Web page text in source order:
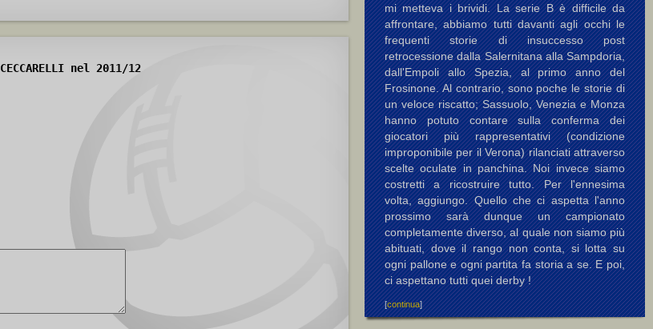
CECCARELLI nel 2011/12
mi metteva i brividi. La serie B è difficile da
affrontare, abbiamo tutti davanti agli occhi le
frequenti storie di insuccesso post
retrocessione dalla Salernitana alla Sampdoria,
dall'Empoli allo Spezia, al primo anno del
Frosinone. Al contrario, sono poche le storie di
un veloce riscatto; Sassuolo, Venezia e Monza
hanno potuto contare sulla conferma dei
giocatori più rappresentativi (condizione
improponibile per il Verona) rilanciati attraverso
scelte oculate in panchina. Noi invece siamo
costretti a ricostruire tutto. Per l'ennesima
volta, aggiungo. Quello che ci aspetta l'anno
prossimo sarà dunque un campionato
completamente diverso, al quale non siamo più
abituati, dove il rango non conta, si lotta su
ogni pallone e ogni partita fa storia a se. E poi,
ci aspettano tutti quei derby !
[continua]